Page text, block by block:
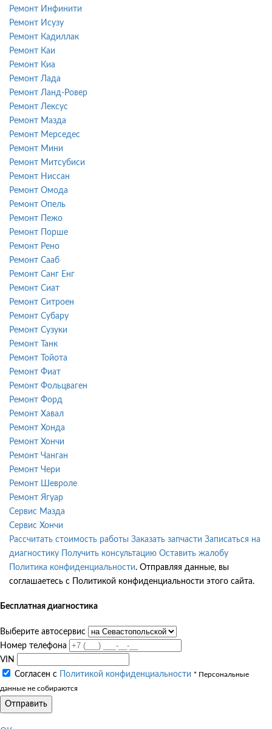
Ремонт Инфинити
Ремонт Исузу
Ремонт Кадиллак
Ремонт Каи
Ремонт Киа
Ремонт Лада
Ремонт Ланд-Ровер
Ремонт Лексус
Ремонт Мазда
Ремонт Мерседес
Ремонт Мини
Ремонт Митсубиси
Ремонт Ниссан
Ремонт Омода
Ремонт Опель
Ремонт Пежо
Ремонт Порше
Ремонт Рено
Ремонт Сааб
Ремонт Санг Енг
Ремонт Сиат
Ремонт Ситроен
Ремонт Субару
Ремонт Сузуки
Ремонт Танк
Ремонт Тойота
Ремонт Фиат
Ремонт Фольцваген
Ремонт Форд
Ремонт Хавал
Ремонт Хонда
Ремонт Хончи
Ремонт Чанган
Ремонт Чери
Ремонт Шевроле
Ремонт Ягуар
Сервис Мазда
Сервис Хончи
Рассчитать стоимость работы Заказать запчасти Записаться на
диагностику
Получить консультацию Оставить жалобу
Политика конфиденциальности. Отправляя данные, вы
соглашаетесь с Политикой конфиденциальности этого сайта.
Бесплатная диагностика
Выберите автосервис
Номер телефона
VIN
Согласен с
Политикой конфиденциальности * Персональные
данные не собираются
Отправить